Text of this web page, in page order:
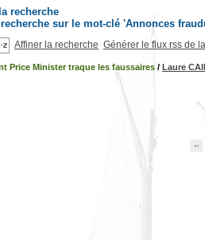
recherche
sur le mot-clé 'Annonces
Affiner la recherche Générer le flux rss de
Price Minister traque les faussaires / Laure